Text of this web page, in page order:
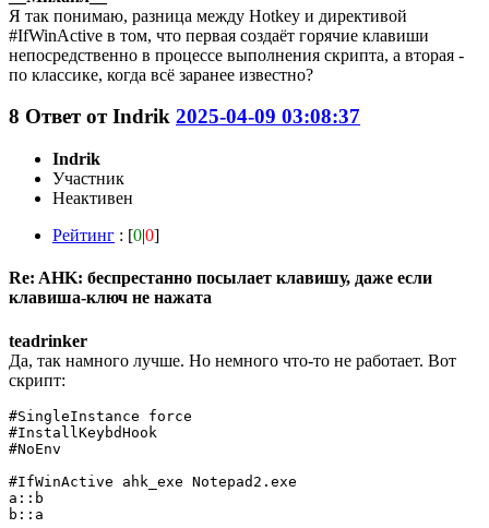
Я так понимаю, разница между Hotkey и директивой
#IfWinActive в том, что первая создаёт горячие клавиши
непосредственно в процессе выполнения скрипта, а вторая -
по классике, когда всё заранее известно?
8 Ответ отIndrik 2025-04-09 03:08:37
Indrik
Участник
Неактивен
Рейтинг : [0|0]
Re: AHK: беспрестанно посылает клавишу, даже если
клавиша-ключ не нажата
teadrinker
Да, так намного лучше. Но немного что-то не работает. Вот
скрипт:
#SingleInstance force
#InstallKeybdHook
#NoEnv
#IfWinActive ahk_exe Notepad2.exe
a::b
b::a